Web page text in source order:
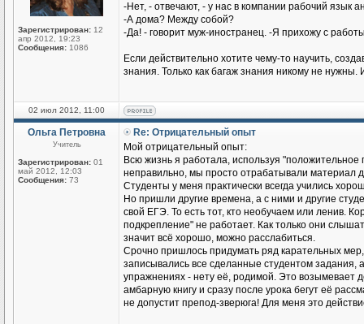
Зарегистрирован: 12
апр 2012, 19:23
Сообщения: 1086
-Нет, - отвечают, - у нас в компании рабочий язык
-А дома? Между собой?
-Да! - говорит муж-иностранец. -Я прихожу с
Если действительно хотите чему-то научить,
знания. Только как багаж знания никому не
02 июл 2012, 11:00
Ольга Петровна
Учитель
Зарегистрирован: 01
май 2012, 12:03
Сообщения: 73
Re: Отрицательный опыт
Мой отрицательный опыт:
Всю жизнь я работала, используя "положительное
неправильно, мы просто отрабатывали материал
Студенты у меня практически всегда учились
Но пришли другие времена, а с ними и другие
свой ЕГЭ. То есть тот, кто необучаем или ленив.
подкрепление" не работает. Как только они
значит всё хорошо, можно расслабиться.
Срочно пришлось придумать ряд карательных
записывались все сделанные студентом задания,
упражнениях - нету её, родимой. Это возымевает
амбарную книгу и сразу после урока бегут её
не допустит препод-зверюга! Для меня это